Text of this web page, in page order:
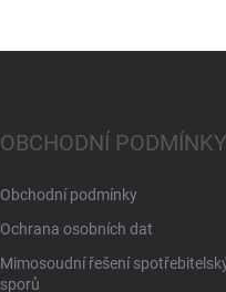
OBCHODNÍ PODMÍNKY
Obchodní podmínky
Ochrana osobních dat
Mimosoudní řešení
sporů